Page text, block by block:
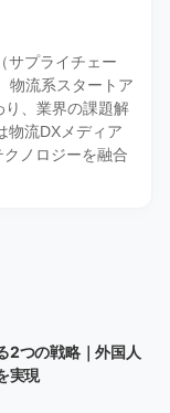
サプライチェー
物流系スタートア
り、業界の課題解
物流DXメディア
クノロジーを融合
2つの戦略｜外国人
実現